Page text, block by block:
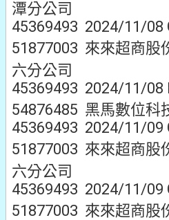
潭分公司
45369493 2024/11/08
51877003 來來超商股
六分公司
45369493 2024/11/08
54876485 黑馬數位科
45369493 2024/11/09
51877003 來來超商股
六分公司
45369493 2024/11/09
51877003 來來超商股